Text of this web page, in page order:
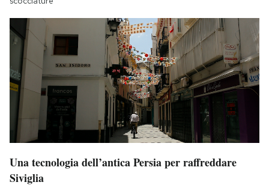
Una tecnologia dell’antica Persia per raffreddare
Siviglia